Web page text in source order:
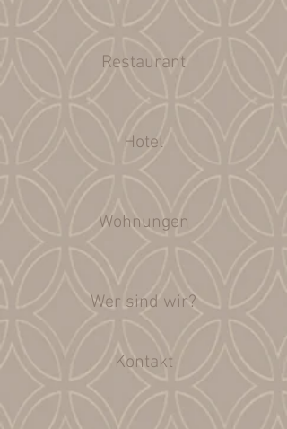
Kontakt
Wer sind wir?
Wohnungen
Hotel
Restaurant